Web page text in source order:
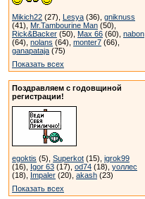
Mikich22 (27), Lesya (36), gniknuss
(41), Mr.Tambourine Man (50),
Rick&Backer (50), Max 66 (60), nabon
(64), nolans (64), monter7 (66),
ganapataja (75)
Показать всех
Поздравляем с годовщиной
регистрации!
egoktis (5), Superkot (15), igrok99
(16), Igor 63 (17), od74 (18), уоллес
(18), Impaler (20), akash (23)
Показать всех